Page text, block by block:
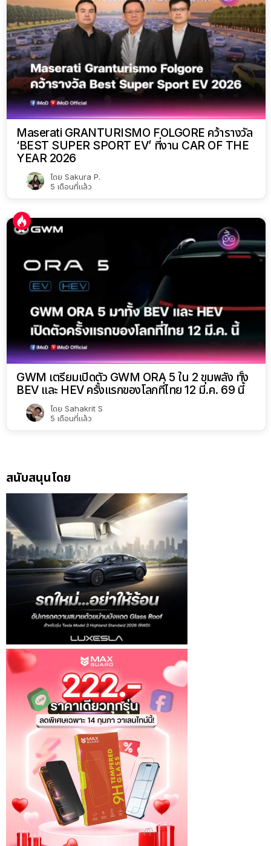
Maserati GRANTURISMO FOLGORE คว้ารางวัล
‘BEST SUPER SPORT EV’ ที่งาน CAR OF THE
YEAR 2026
โดย Sakura P.
5 เดือนที่แล้ว
GWM เตรียมเปิดตัว GWM ORA 5 ใน 2 ขุมพลัง ทั้ง
BEV และ HEV ครั้งแรกของโลกที่ไทย 12 มี.ค. 69 นี้
โดย Sahakrit S
5 เดือนที่แล้ว
สนับสนุนโดย